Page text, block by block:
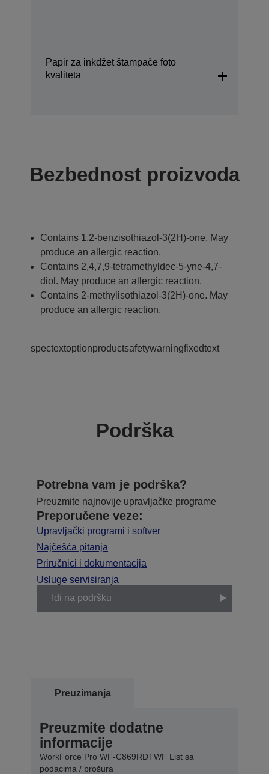
Papir za inkdžet štampače foto
kvaliteta
Bezbednost proizvoda
Contains 1,2-benzisothiazol-3(2H)-one. May
produce an allergic reaction.
Contains 2,4,7,9-tetramethyldec-5-yne-4,7-
diol. May produce an allergic reaction.
Contains 2-methylisothiazol-3(2H)-one. May
produce an allergic reaction.
spectextoptionproductsafetywarningfixedtext
Podrška
Potrebna vam je podrška?
Preuzmite najnovije upravljačke programe
Preporučene veze:
Upravljački programi i softver
Najčešća pitanja
Priručnici i dokumentacija
Usluge servisiranja
Idi na podršku
Preuzimanja
Preuzmite dodatne
informacije
WorkForce Pro WF-C869RDTWF List sa
podacima / brošura